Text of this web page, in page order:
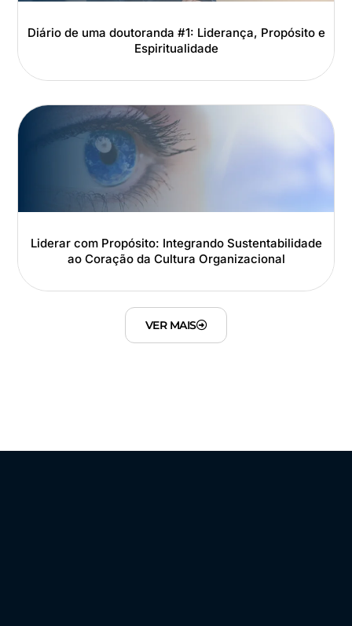
Diário de uma doutoranda #1: Liderança, Propósito e
Espiritualidade
Liderar com Propósito: Integrando Sustentabilidade
ao Coração da Cultura Organizacional
VER MAIS